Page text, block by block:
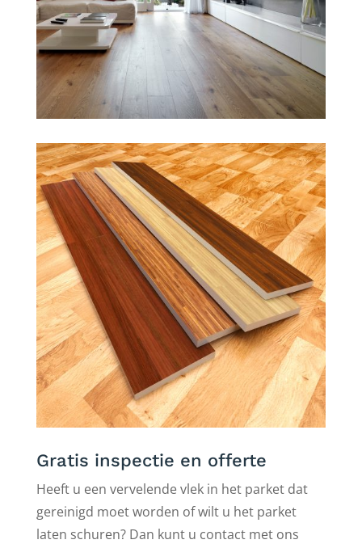
Gratis inspectie en offerte
Heeft u een vervelende vlek in het parket dat
gereinigd moet worden of wilt u het parket
laten schuren? Dan kunt u contact met ons